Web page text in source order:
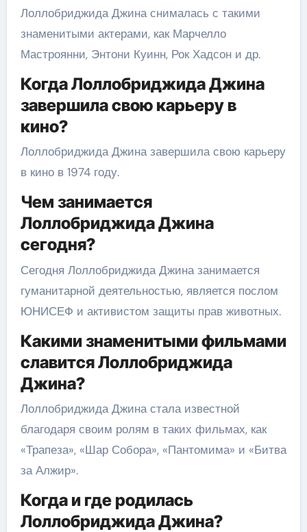
Лоллобриджида Джина снималась с такими
знаменитыми актерами, как Марчелло
Мастроянни, Энтони Куинн, Рок Хадсон и др.
Когда Лоллобриджида Джина
завершила свою карьеру в
кино?
Лоллобриджида Джина завершила свою карьеру
в кино в 1974 году.
Чем занимается
Лоллобриджида Джина
сегодня?
Сегодня Лоллобриджида Джина занимается
гуманитарной деятельностью, является послом
ЮНИСЕФ и активистом защиты прав животных.
Какими знаменитыми фильмами
славится Лоллобриджида
Джина?
Лоллобриджида Джина стала известной
благодаря своим ролям в таких фильмах, как
«Трапеза», «Шар Собора», «Пантомима» и «Битва
за Алжир».
Когда и где родилась
Лоллобриджида Джина?